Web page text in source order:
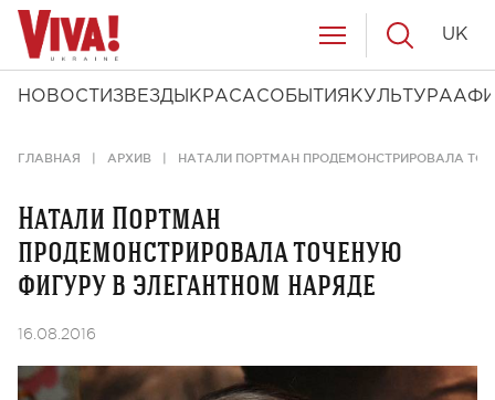
НОВОСТИ ЗВЕЗДЫ КРАСАСОБЫТИЯ КУЛЬТУРА
UK
ГЛАВНАЯ АРХИВ НАТАЛИ ПОРТМАН ПРОДЕМОНСТРИРОВАЛА
Натали Портман
продемонстрировала точеную
фигуру в элегантном наряде
16.08.2016